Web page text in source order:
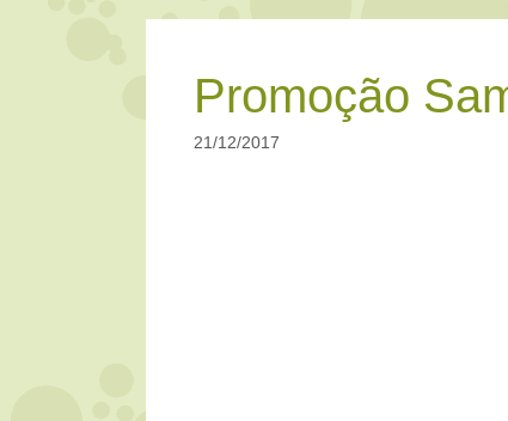
Promoção
21/12/2017